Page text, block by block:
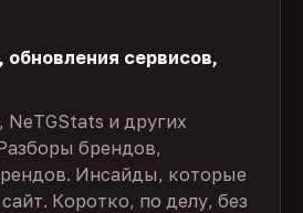
обновления сервисов,
NeTGStats и других
брендов,
Инсайды, которые
Коротко, по делу, без